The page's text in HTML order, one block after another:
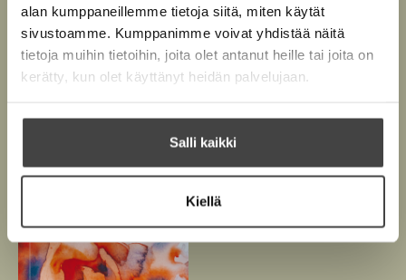
alan kumppaneillemme tietoja siitä, miten käytät
sivustoamme. Kumppanimme voivat yhdistää näitä
tietoja muihin tietoihin, joita olet antanut heille tai joita on
kerätty, kun olet käyttänyt heidän palvelujaan.
Salli kaikki
Kiellä
Teokset